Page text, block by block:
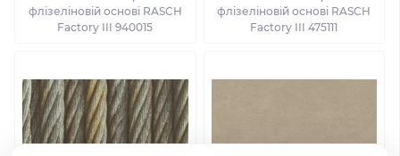
флізеліновій основі RASCH
Factory III 940015
флізеліновій основі RASCH
Factory III 475111